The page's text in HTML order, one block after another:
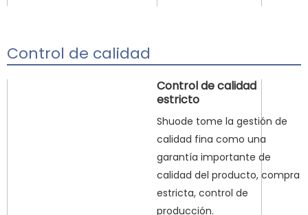
Control de calidad
Control de calidad
estricto
Shuode tome la gestión de
calidad fina como una
garantía importante de
calidad del producto, compra
estricta, control de
producción.